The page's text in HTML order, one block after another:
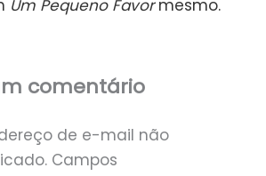
Um Pequeno Favormesmo.
comentário
de e-mail não
Campos